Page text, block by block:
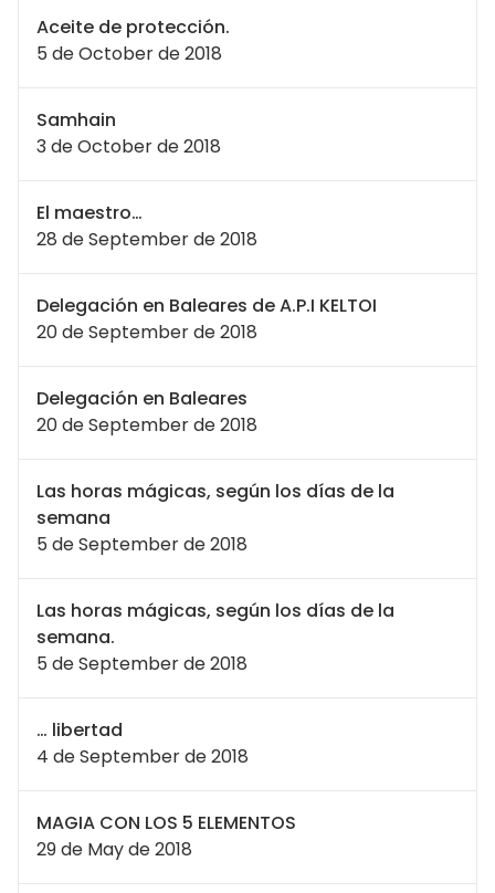
Aceite de protección.
5 de October de 2018
Samhain
3 de October de 2018
El maestro…
28 de September de 2018
Delegación en Baleares de A.P.I KELTOI
20 de September de 2018
Delegación en Baleares
20 de September de 2018
Las horas mágicas, según los días de la
semana
5 de September de 2018
Las horas mágicas, según los días de la
semana.
5 de September de 2018
… libertad
4 de September de 2018
MAGIA CON LOS 5 ELEMENTOS
29 de May de 2018